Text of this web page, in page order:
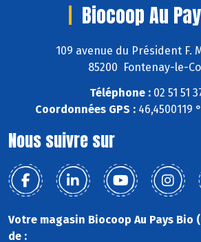
Biocoop Au
109 avenue du Président F.
85200 Fontenay-le-
Téléphone : 02 51 51
Coordonnées GPS : 46,4500119
Nous suivre sur
Votre magasin Biocoop Au Pays Bio
de :